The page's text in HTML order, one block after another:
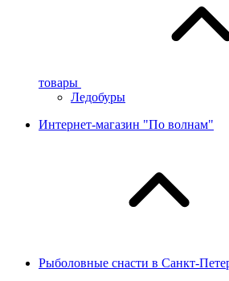
товары
Ледобуры
Интернет-магазин "По волнам"
Рыболовные снасти в Санкт-